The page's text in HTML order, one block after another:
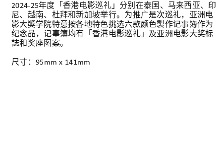
2024-25年度「香港电影巡礼」分别在泰国、马来西亚、印
尼、越南、杜拜和新加坡举行。为推广是次巡礼，亚洲电
影大奬学院特意按各地特色挑选六款颜色製作记事簿作为
纪念品，记事簿均有「香港电影巡礼」及亚洲电影大奖标
誌和奖座图案。
尺寸：95mm x 141mm